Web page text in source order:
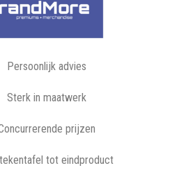
Persoonlijk advies
Sterk in maatwerk
prijzen
tot eindproduct